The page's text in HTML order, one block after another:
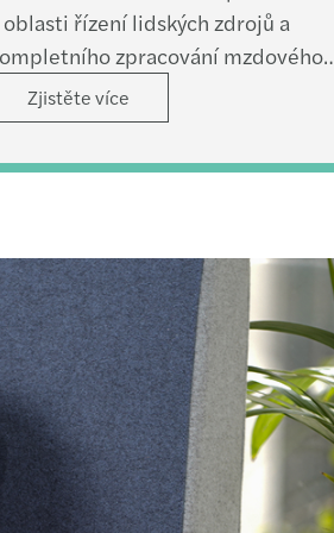
řízení lidských zdrojů a
zpracování mzdového
účetnictví.
Zjistěte více